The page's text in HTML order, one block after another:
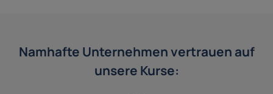
Namhafte Unternehmen vertrauen auf
unsere Kurse: